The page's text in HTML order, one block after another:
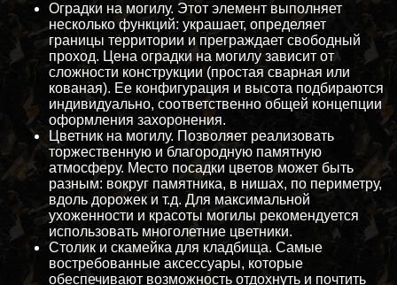
Оградки на могилу. Этот элемент выполняет
несколько функций: украшает, определяет
границы территории и преграждает свободный
проход. Цена оградки на могилу зависит от
сложности конструкции (простая сварная или
кованая). Ее конфигурация и высота подбираются
индивидуально, соответственно общей концепции
оформления захоронения.
Цветник на могилу. Позволяет реализовать
торжественную и благородную памятную
атмосферу. Место посадки цветов может быть
разным: вокруг памятника, в нишах, по периметру,
вдоль дорожек и т.д. Для максимальной
ухоженности и красоты могилы рекомендуется
использовать многолетние цветники.
Столик и скамейка для кладбища. Самые
востребованные аксессуары, которые
обеспечивают возможность отдохнуть и почтить